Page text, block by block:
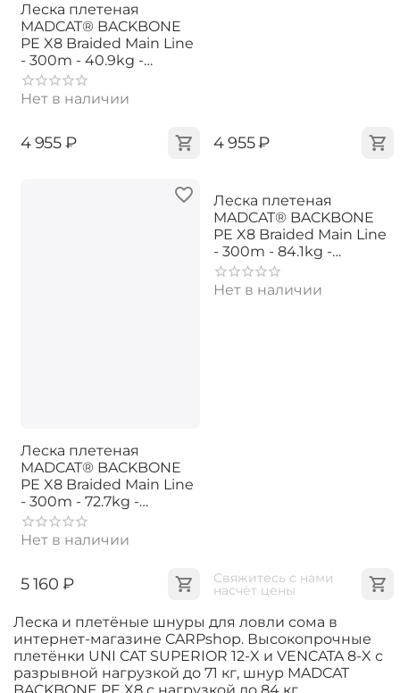
Леска и плетёные шнуры для ловли сома в
интернет-магазине CARPshop. Высокопрочные
плетёнки UNI CAT SUPERIOR 12-X и VENCATA 8-X с
разрывной нагрузкой до 71 кг, шнур MADCAT
Леска плетеная
MADCAT® BACKBONE
PE X8 Braided Main Line
- 300m - 40.9kg -
0.40mm - CHARTREUSE
Нет в наличии
‍4 955‍₽ ‍4 955‍₽
Леска плетеная
MADCAT® BACKBONE
PE X8 Braided Main Line
- 300m - 72.7kg -
0.55mm - CHARTREUSE
Нет в наличии
‍5 160‍ ₽
Леска плетеная
MADCAT® BACKBONE
PE X8 Braided Main Line
- 300m - 84.1kg -
0.60mm - CHARTREUSE
Нет в наличии
Свяжитесь с нами
насчёт цены